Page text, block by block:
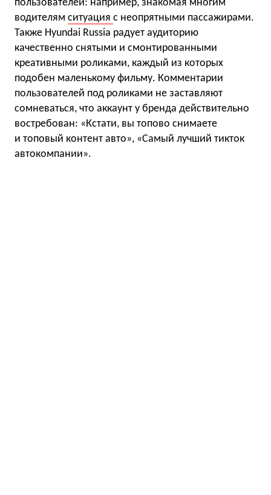
пользователей: например, знакомая многим
водителям ситуация с неопрятными пассажирами.
Также Hyundai Russia радует аудиторию
качественно снятыми и смонтированными
креативными роликами, каждый из которых
подобен маленькому фильму. Комментарии
пользователей под роликами не заставляют
сомневаться, что аккаунт у бренда действительно
востребован: «Кстати, вы топово снимаете
и топовый контент авто», «Самый лучший тикток
автокомпании».